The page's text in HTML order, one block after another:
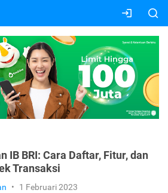
IB BRI: Cara Daftar, Fitur, dan
Transaksi
• 1 Februari 2023